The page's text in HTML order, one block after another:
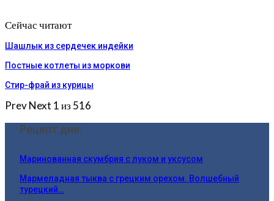
Сейчас читают
Шашлык из сердечек индейки
Постные котлеты из моркови
Стир-фрай из курицы
PrevNext 1 из 516
Рецепт дня:
Маринованная скумбрия с луком и уксусом
Мармеладная тыква с грецким орехом. Волшебный
турецкий…